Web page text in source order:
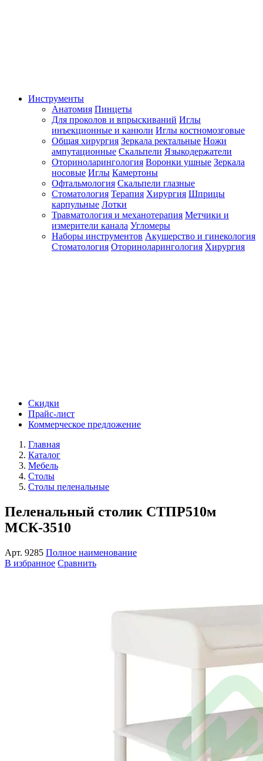
Инструменты
Анатомия Пинцеты
Для проколов и впрыскиваний Иглы
инъекционные и канюли Иглы костномозговые
Общая хирургия Зеркала ректальные Ножи
ампутационные Скальпели Языкодержатели
Оториноларингология Воронки ушные Зеркала
носовые Иглы Камертоны
Офтальмология Скальпели глазные
Стоматология Терапия Хирургия Шприцы
карпульные Лотки
Травматология и механотерапия Метчики и
измерители канала Угломеры
Наборы инструментов Акушерство и гинекология
Стоматология Оториноларингология Хирургия
Скидки
Прайс-лист
Коммерческое предложение
Главная
Каталог
Мебель
Столы
Столы пеленальные
Пеленальный столик СТПР510м
МСК-3510
Арт. 9285 Полное наименование
В избранное Сравнить